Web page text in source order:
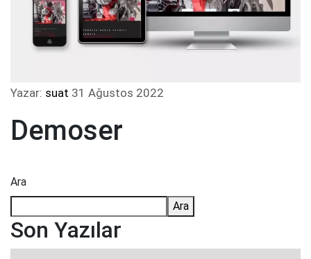
Yazar: suat 31 Ağustos 2022
Demoser
Ara
Ara
Son Yazılar